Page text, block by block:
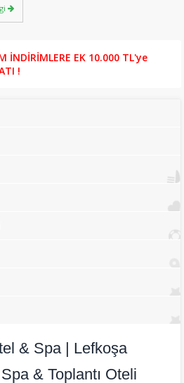
İNDİRİMLERE EK 10.000 TL'ye
!
& Spa | Lefkoşa
& Toplantı Oteli